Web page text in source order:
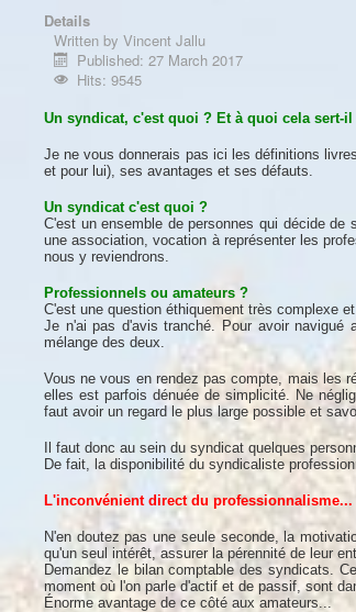
Details
Written by Vincent Jallu
Published: 27 March 2017
Hits: 9545
Un syndicat, c'est quoi ? Et à quoi cela sert-
Je ne vous donnerais pas ici les définitions
et pour lui), ses avantages et ses défauts.
Un syndicat c'est quoi ?
C'est un ensemble de personnes qui décide
une association, vocation à représenter les
nous y reviendrons.
Professionnels ou amateurs ?
C'est une question éthiquement très complexe
Je n'ai pas d'avis tranché. Pour avoir navigué
mélange des deux.
Vous ne vous en rendez pas compte, mais les
elles est parfois dénuée de simplicité. Ne
faut avoir un regard le plus large possible et
Il faut donc au sein du syndicat quelques
De fait, la disponibilité du syndicaliste
L'inconvénient direct du
N'en doutez pas une seule seconde, la
qu'un seul intérêt, assurer la pérennité de leur
Demandez le bilan comptable des syndicats.
moment où l'on parle d'actif et de passif, sont
Énorme avantage de ce côté aux amateurs...